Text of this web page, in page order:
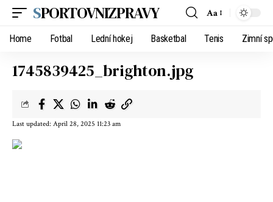
SPORTOVNIZPRAVY Aa
Home Fotbal Lední hokej Basketbal Tenis Zimní
1745839425_brighton.jpg
Last updated: April 28, 2025 11:23 am